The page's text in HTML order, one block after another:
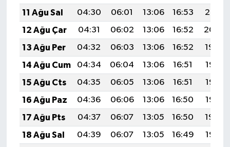
11 Ağu Sal
04:30 06:01 13:06 16:53
20:01
12 Ağu Çar
04:31 06:02 13:06 16:52
20:00
13 Ağu Per
04:32 06:03 13:06 16:52
19:59
14 Ağu Cum
04:34 06:04 13:06 16:51
19:58
15 Ağu Cts
04:35 06:05 13:06 16:51
19:57
16 Ağu Paz
04:36 06:06 13:06 16:50
19:55
17 Ağu Pts
04:37 06:07 13:05 16:50
19:54
18 Ağu Sal
04:39 06:07 13:05 16:49
19:53